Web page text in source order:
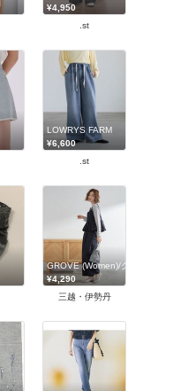
¥4,950
.st
LOWRYS FARM
¥6,600
.st
GROVE (Women)/グローブ
¥4,290
三越・伊勢丹